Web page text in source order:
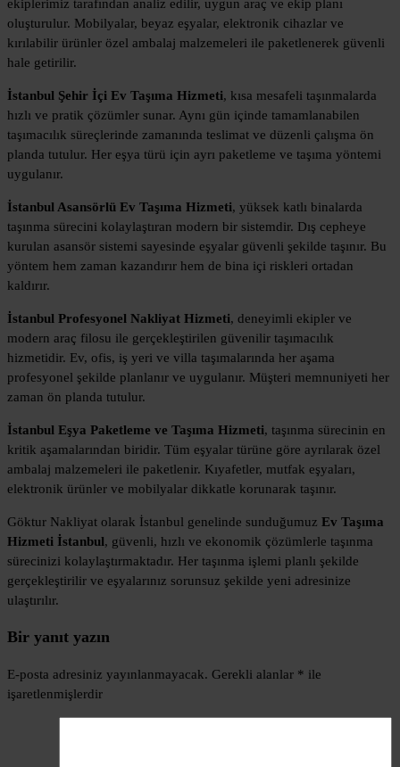
ekiplerimiz tarafından analiz edilir, uygun araç ve ekip planı
oluşturulur. Mobilyalar, beyaz eşyalar, elektronik cihazlar ve
kırılabilir ürünler özel ambalaj malzemeleri ile paketlenerek güvenli
hale getirilir.
İstanbul Şehir İçi Ev Taşıma Hizmeti, kısa mesafeli taşınmalarda
hızlı ve pratik çözümler sunar. Aynı gün içinde tamamlanabilen
taşımacılık süreçlerinde zamanında teslimat ve düzenli çalışma ön
planda tutulur. Her eşya türü için ayrı paketleme ve taşıma yöntemi
uygulanır.
İstanbul Asansörlü Ev Taşıma Hizmeti, yüksek katlı binalarda
taşınma sürecini kolaylaştıran modern bir sistemdir. Dış cepheye
kurulan asansör sistemi sayesinde eşyalar güvenli şekilde taşınır. Bu
yöntem hem zaman kazandırır hem de bina içi riskleri ortadan
kaldırır.
İstanbul Profesyonel Nakliyat Hizmeti, deneyimli ekipler ve
modern araç filosu ile gerçekleştirilen güvenilir taşımacılık
hizmetidir. Ev, ofis, iş yeri ve villa taşımalarında her aşama
profesyonel şekilde planlanır ve uygulanır. Müşteri memnuniyeti her
zaman ön planda tutulur.
İstanbul Eşya Paketleme ve Taşıma Hizmeti, taşınma sürecinin en
kritik aşamalarından biridir. Tüm eşyalar türüne göre ayrılarak özel
ambalaj malzemeleri ile paketlenir. Kıyafetler, mutfak eşyaları,
elektronik ürünler ve mobilyalar dikkatle korunarak taşınır.
Göktur Nakliyat olarak İstanbul genelinde sunduğumuz Ev Taşıma
Hizmeti İstanbul, güvenli, hızlı ve ekonomik çözümlerle taşınma
sürecinizi kolaylaştırmaktadır. Her taşınma işlemi planlı şekilde
gerçekleştirilir ve eşyalarınız sorunsuz şekilde yeni adresinize
ulaştırılır.
Bir yanıt yazın
E-posta adresiniz yayınlanmayacak. Gerekli alanlar * ile
işaretlenmişlerdir